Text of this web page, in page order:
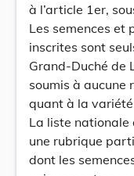
à l’article 1er,
Les semences et
inscrites sont
Grand-Duché de
soumis à aucune
quant à la
La liste
une rubrique
dont les